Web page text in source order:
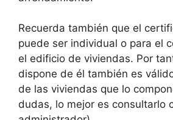
Recuerda también que el
puede ser individual o para el
el edificio de viviendas. Por
dispone de él también es
de las viviendas que lo
dudas, lo mejor es consultarlo